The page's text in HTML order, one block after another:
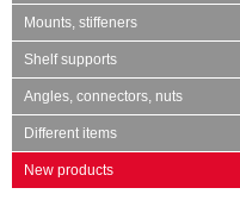
Mounts, stiffeners
Shelf supports
Angles, connectors, nuts
Different items
New products